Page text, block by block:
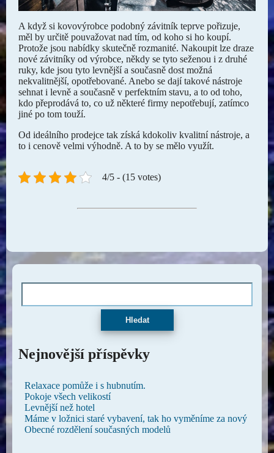
A když si kovovýrobce podobný závitník teprve pořizuje,
měl by určitě pouvažovat nad tím, od koho si ho koupí.
Protože jsou nabídky skutečně rozmanité. Nakoupit lze draze
nové závitníky od výrobce, někdy se tyto seženou i z druhé
ruky, kde jsou tyto levnější a současně dost možná
nekvalitnější, opotřebované. Anebo se dají takové nástroje
sehnat i levně a současně v perfektním stavu, a to od toho,
kdo přeprodává to, co už některé firmy nepotřebují, zatímco
jiné po tom touží.
Od ideálního prodejce tak získá kdokoliv kvalitní nástroje, a
to i cenově velmi výhodně. A to by se mělo využít.
4/5 - (15 votes)
Hledat
Nejnovější příspěvky
Relaxace pomůže i s hubnutím.
Pokoje všech velikostí
Levnější než hotel
Máme v ložnici staré vybavení, tak ho vyměníme za nový
Obecné rozdělení současných modelů